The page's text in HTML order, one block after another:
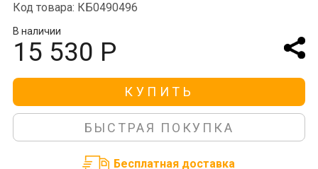
Код товара: КБ0490496
В наличии
15 530 Р
КУПИТЬ
БЫСТРАЯ ПОКУПКА
Бесплатная доставка